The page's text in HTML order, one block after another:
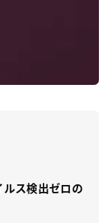
ス検出ゼロの